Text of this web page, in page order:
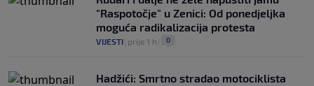
"Raspotočje" u Zenici: Od ponedjeljka
moguća radikalizacija protesta
VIJESTI prije 1 h 0
Hadžići: Smrtno stradao motociklista